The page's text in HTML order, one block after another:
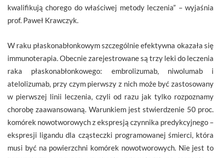
kwalifikują chorego do właściwej metody leczenia” – wyjaśnia
prof. Paweł Krawczyk.
W raku płaskonabłonkowym szczególnie efektywna okazała się
immunoterapia. Obecnie zarejestrowane są trzy leki do leczenia
raka płaskonabłonkowego: embrolizumab, niwolumab i
atelolizumab, przy czym pierwszy z nich może być zastosowany
w pierwszej linii leczenia, czyli od razu jak tylko rozpoznamy
chorobę zaawansowaną. Warunkiem jest stwierdzenie 50 proc.
komórek nowotworowych z ekspresją czynnika predykcyjnego –
ekspresji ligandu dla cząsteczki programowanej śmierci, która
musi być na powierzchni komórek nowotworowych. Nie jest to